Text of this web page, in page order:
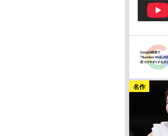
名作